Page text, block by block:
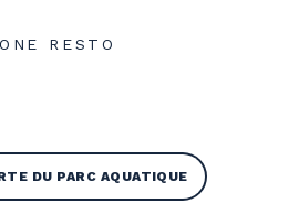
RESTO
DU PARC AQUATIQUE